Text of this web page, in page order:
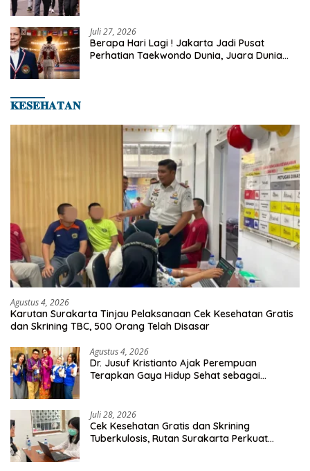
Juli 27, 2026
Berapa Hari Lagi ! Jakarta Jadi Pusat
Perhatian Taekwondo Dunia, Juara Dunia
𝐊𝐄𝐒𝐄𝐇𝐀𝐓𝐀𝐍
Agustus 4, 2026
Karutan Surakarta Tinjau Pelaksanaan Cek Kesehatan Gratis
dan Skrining TBC, 500 Orang Telah Disasar
Agustus 4, 2026
Dr. Jusuf Kristianto Ajak Perempuan
Terapkan Gaya Hidup Sehat sebagai
Juli 28, 2026
Cek Kesehatan Gratis dan Skrining
Tuberkulosis, Rutan Surakarta Perkuat